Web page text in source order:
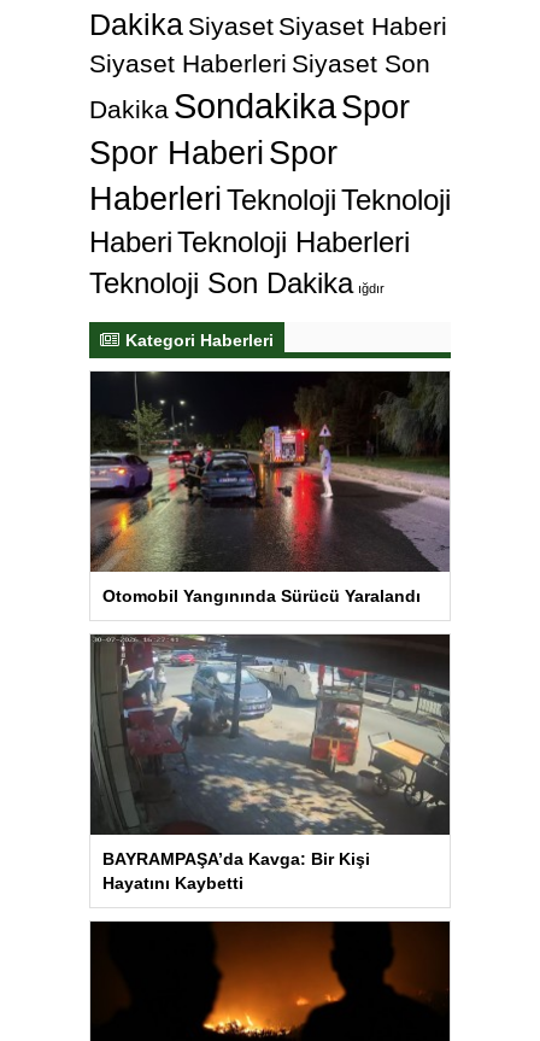
Dakika Siyaset Siyaset Haberi
Siyaset Haberleri Siyaset Son
Dakika SondakikaSpor
Spor Haberi Spor
HaberleriTeknolojiTeknoloji
HaberiTeknoloji Haberleri
Teknoloji Son Dakika ığdır
Kategori Haberleri
Otomobil Yangınında Sürücü Yaralandı
BAYRAMPAŞA’da Kavga: Bir Kişi
Hayatını Kaybetti